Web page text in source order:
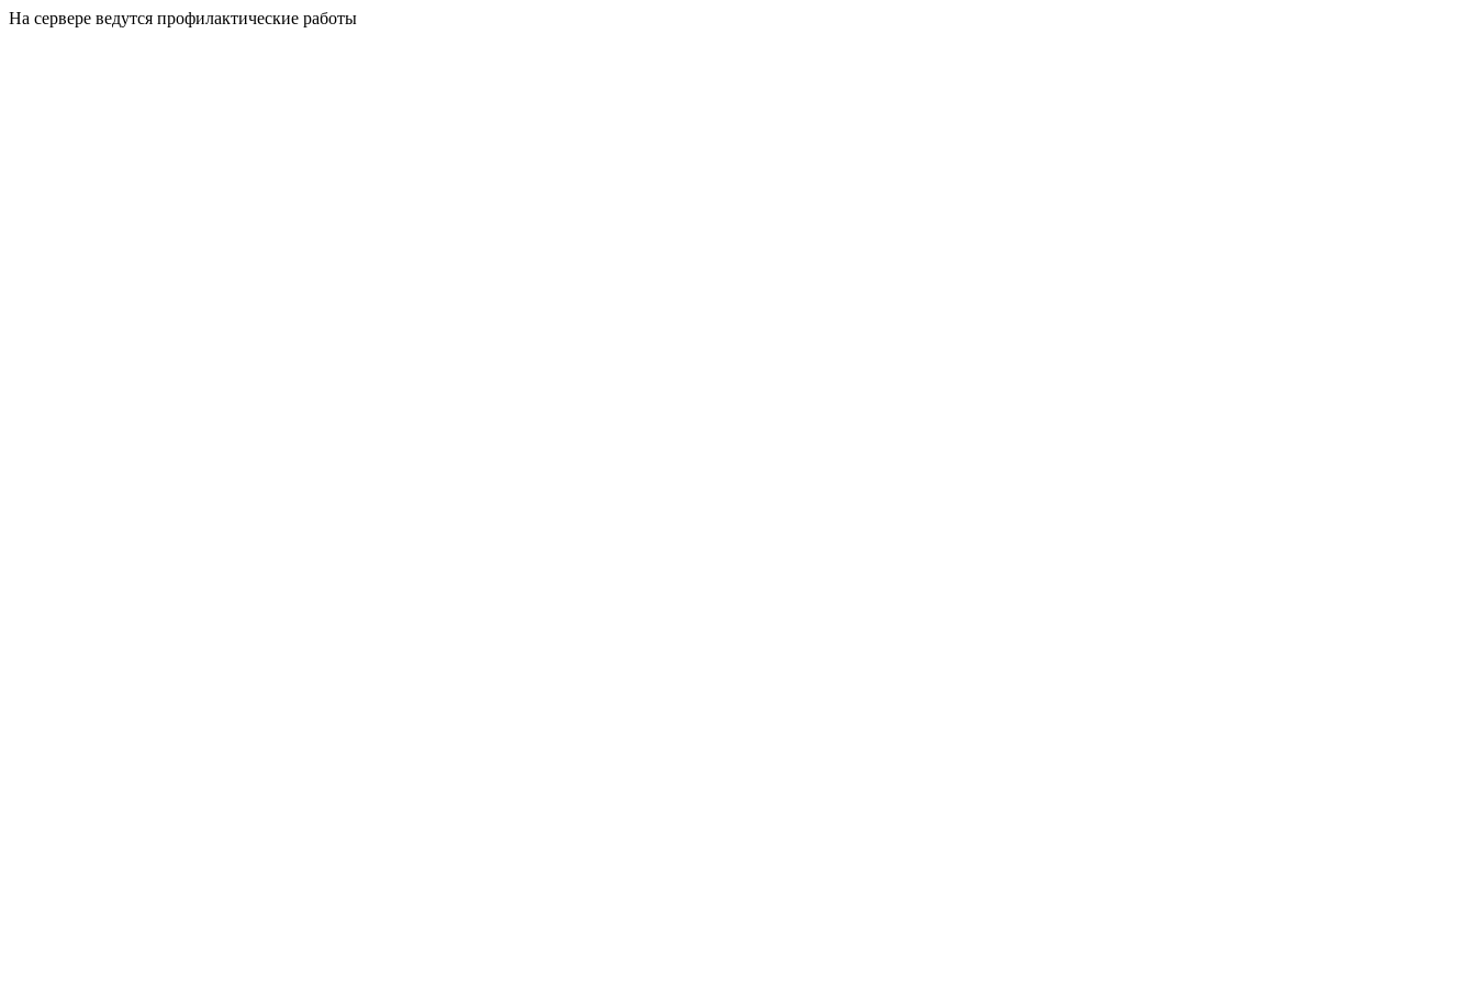
На сервере ведутся профилактические работы